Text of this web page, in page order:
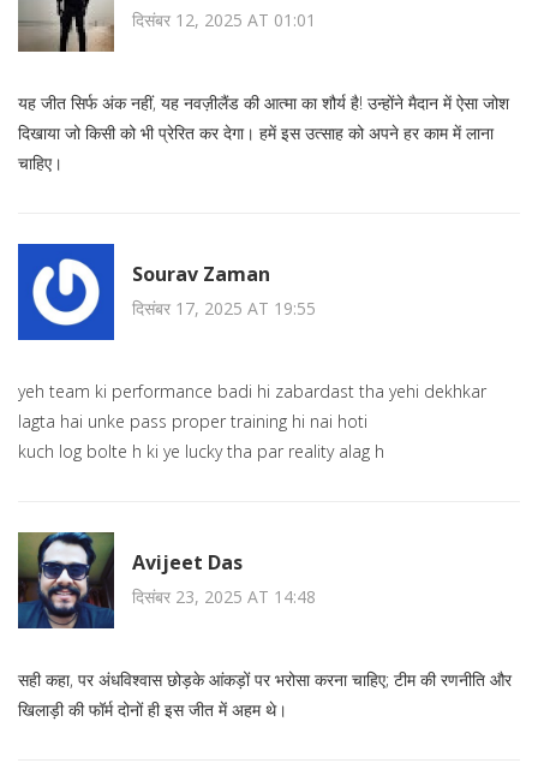
दिसंबर 12, 2025 AT 01:01
यह जीत सिर्फ अंक नहीं, यह नवज़ीलैंड की आत्मा का शौर्य है! उन्होंने मैदान में ऐसा जोश
दिखाया जो किसी को भी प्रेरित कर देगा। हमें इस उत्साह को अपने हर काम में लाना
चाहिए।
Sourav Zaman
दिसंबर 17, 2025 AT 19:55
yeh team ki performance badi hi zabardast tha yehi dekhkar
lagta hai unke pass proper training hi nai hoti
kuch log bolte h ki ye lucky tha par reality alag h
Avijeet Das
दिसंबर 23, 2025 AT 14:48
सही कहा, पर अंधविश्वास छोड़के आंकड़ों पर भरोसा करना चाहिए; टीम की रणनीति और
खिलाड़ी की फॉर्म दोनों ही इस जीत में अहम थे।